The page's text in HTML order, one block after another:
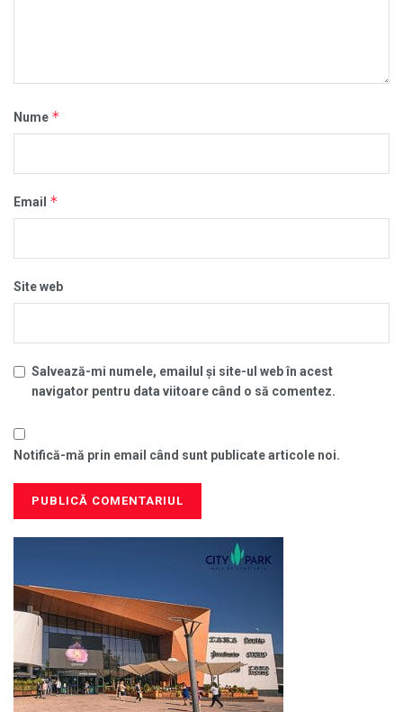
Nume *
Email *
Site web
Salvează-mi numele, emailul și site-ul web în acest
navigator pentru data viitoare când o să comentez.
Notifică-mă prin email când sunt publicate articole noi.